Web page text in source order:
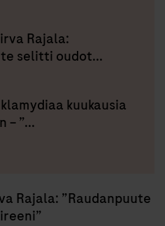
Rajala:
selitti oudot...
kuukausia
”...
Rajala: ”Raudanpuute